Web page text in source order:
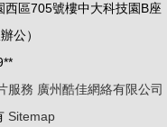
區705號樓中大科技園B座
公）
服務 廣州酷佳網絡有限公司
Sitemap